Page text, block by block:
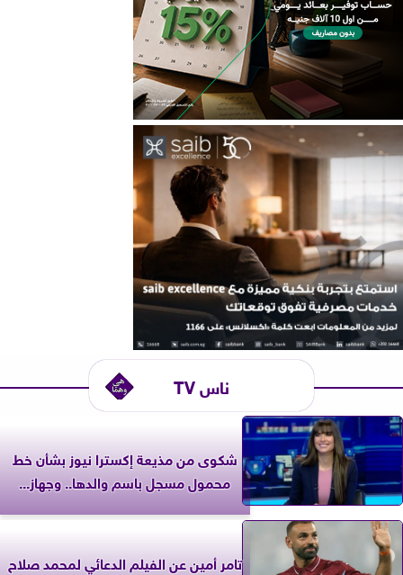
ناس TV
شكوى من مذيعة إكسترا نيوز بشأن خط
محمول مسجل باسم والدها.. وجهاز...
تامر أمين عن الفيلم الدعائي لمحمد صلاح